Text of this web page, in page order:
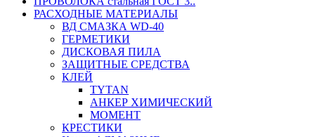
РАСХОДНЫЕ МАТЕРИАЛЫ
ВД СМАЗКА WD-40
ГЕРМЕТИКИ
ДИСКОВАЯ ПИЛА
ЗАЩИТНЫЕ СРЕДСТВА
КЛЕЙ
TYTAN
АНКЕР ХИМИЧЕСКИЙ
МОМЕНТ
КРЕСТИКИ